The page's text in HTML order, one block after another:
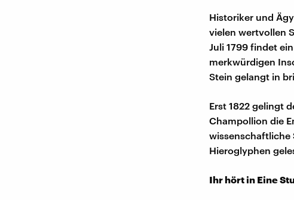
Historiker und
vielen wertvollen
Juli 1799 findet
merkwürdigen
Stein gelangt in
Erst 1822 gelingt
Champollion die
wissenschaftliche
Hieroglyphen
Ihr hört in Eine